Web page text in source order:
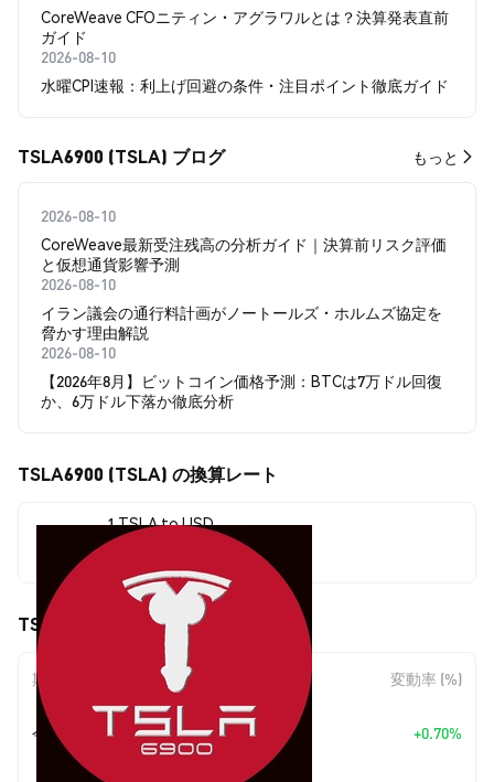
CoreWeave CFOニティン・アグラワルとは？決算発表直前
ガイド
2026-08-10
水曜CPI速報：利上げ回避の条件・注目ポイント徹底ガイド
TSLA6900 (TSLA) ブログ もっと
2026-08-10
CoreWeave最新受注残高の分析ガイド｜決算前リスク評価
と仮想通貨影響予測
2026-08-10
イラン議会の通行料計画がノートールズ・ホルムズ協定を
脅かす理由解説
2026-08-10
【2026年8月】ビットコイン価格予測：BTCは7万ドル回復
か、6万ドル下落か徹底分析
TSLA6900 (TSLA) の換算レート
1 TSLA to USD
$0.0<sub>7</sub>3599
TSLA6900 (TSLA) の価格変動
期間 金額変動 変動率 (%)
今日 +$0.0 92502 +0.70%